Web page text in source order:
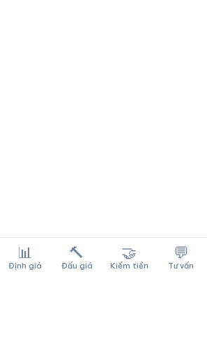
📊
Định giá
🔨
Đấu giá
🤝
Kiếm tiền
💬
Tư vấn